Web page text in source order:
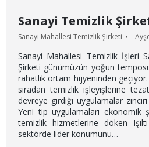
Sanayi Temizlik
Sanayi Mahallesi Temizlik Şirketi -
Sanayi Mahallesi Temizlik İşleri
Şirketi günümüzün yoğun
rahatlık ortam hijyeninden
sıradan temizlik işleyişlerine
devreye girdiği uygulamalar zinciri
Yeni tip uygulamaları
temizlik hizmetlerine döken
sektörde lider konumunu…